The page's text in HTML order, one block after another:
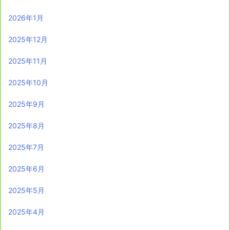
2026年1月
2025年12月
2025年11月
2025年10月
2025年9月
2025年8月
2025年7月
2025年6月
2025年5月
2025年4月